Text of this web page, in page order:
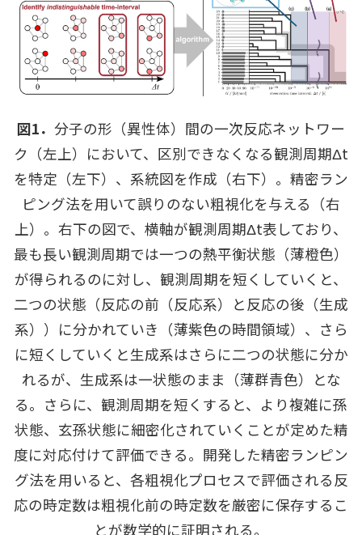
図1． 分⼦の形（異性体）間の⼀次反応ネットワー
ク（左上）において、区別できなくなる観測周期Δt
を特定（左下）、系統図を作成（右下）。精密ラン
ピング法を⽤いて誤りのない粗視化を与える（右
上）。右下の図で、横軸が観測周期Δt表しており、
最も⻑い観測周期では⼀つの熱平衡状態（薄橙⾊）
が得られるのに対し、観測周期を短くしていくと、
⼆つの状態（反応の前（反応系）と反応の後（⽣成
系））に分かれていき（薄紫⾊の時間領域）、さら
に短くしていくと⽣成系はさらに⼆つの状態に分か
れるが、⽣成系は⼀状態のまま（薄群⻘⾊）とな
る。さらに、観測周期を短くすると、より複雑に孫
状態、⽞孫状態に細密化されていくことが定めた精
度に対応付けて評価できる。開発した精密ランピン
グ法を⽤いると、各粗視化プロセスで評価される反
応の時定数は粗視化前の時定数を厳密に保存するこ
とが数学的に証明される。